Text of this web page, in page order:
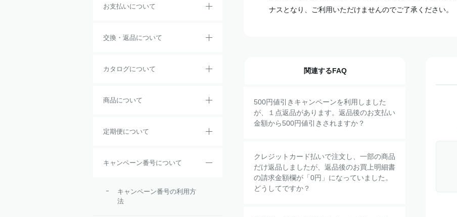
お支払いについて
交換・返品について
カタログについて
商品について
定期便について
キャンペーン番号について
キャンペーン番号の利用方
法
ナスとなり、ご利用いただけませんのでご了承ください。
関連するFAQ
500円値引きキャンペーンを利用しました
が、１点返品があります。返品後のお支払い
金額から500円値引きされますか？
クレジットカード払いで注文し、一部の商品
だけ返品しましたが、返品後のお買上明細書
の請求金額欄が「0円」になっていました。
どうしてですか？